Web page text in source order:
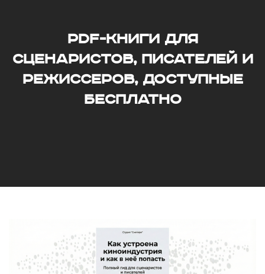
PDF-книги для
сценаристов, писателей и
режиссеров, доступные
бесплатно